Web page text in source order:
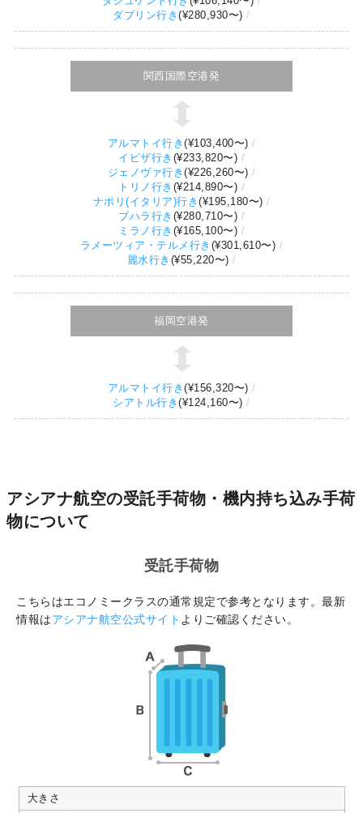
ダブリン行き(¥280,930〜)
関西国際空港発
アルマトイ行き (¥103,400〜)
イビザ行き (¥233,820〜)
ジェノヴァ行き (¥226,260〜)
トリノ行き (¥214,890〜)
ナポリ(イタリア)行き (¥195,180〜)
ブハラ行き (¥280,710〜)
ミラノ行き (¥165,100〜)
ラメーツィア・テルメ行き (¥301,610〜)
麗水行き (¥55,220〜)
福岡空港発
アルマトイ行き (¥156,320〜)
シアトル行き(¥124,160〜)
アシアナ航空の受託手荷物・機内持ち込み手荷
物について
受託手荷物
こちらはエコノミークラスの通常規定で参考となります。最新
情報はアシアナ航空公式サイト よりご確認ください。
大きさ